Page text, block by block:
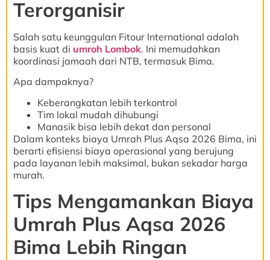
Terorganisir
Salah satu keunggulan Fitour International adalah
basis kuat di umroh Lombok. Ini memudahkan
koordinasi jamaah dari NTB, termasuk Bima.
Apa dampaknya?
Keberangkatan lebih terkontrol
Tim lokal mudah dihubungi
Manasik bisa lebih dekat dan personal
Dalam konteks biaya Umrah Plus Aqsa 2026 Bima, ini
berarti efisiensi biaya operasional yang berujung
pada layanan lebih maksimal, bukan sekadar harga
murah.
Tips Mengamankan Biaya
Umrah Plus Aqsa 2026
Bima Lebih Ringan